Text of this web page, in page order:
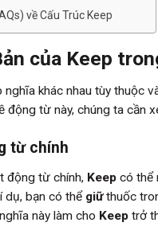
về Cấu Trúc Keep
của Keep
nghĩa khác nhau tùy thuộc
động từ này, chúng ta
từ chính
động từ chính, Keep có thể
dụ, bạn có thể giữthuốc
này làm cho Keep trở